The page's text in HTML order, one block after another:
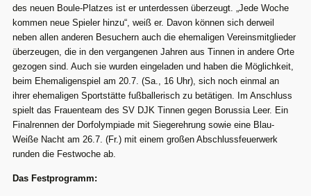
des neuen Boule-Platzes ist er unterdessen überzeugt. „Jede Woche
kommen neue Spieler hinzu“, weiß er. Davon können sich derweil
neben allen anderen Besuchern auch die ehemaligen Vereinsmitglieder
überzeugen, die in den vergangenen Jahren aus Tinnen in andere Orte
gezogen sind. Auch sie wurden eingeladen und haben die Möglichkeit,
beim Ehemaligenspiel am 20.7. (Sa., 16 Uhr), sich noch einmal an
ihrer ehemaligen Sportstätte fußballerisch zu betätigen. Im Anschluss
spielt das Frauenteam des SV DJK Tinnen gegen Borussia Leer. Ein
Finalrennen der Dorfolympiade mit Siegerehrung sowie eine Blau-
Weiße Nacht am 26.7. (Fr.) mit einem großen Abschlussfeuerwerk
runden die Festwoche ab.
Das Festprogramm: